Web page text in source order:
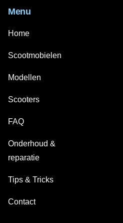
Menu
Home
Scootmobielen
Modellen
Scooters
FAQ
Onderhoud &
reparatie
Tips & Tricks
Contact